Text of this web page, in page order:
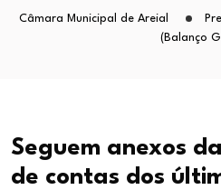
Câmara Municipal de Areial
(Balanço
Seguem anexos
de contas dos